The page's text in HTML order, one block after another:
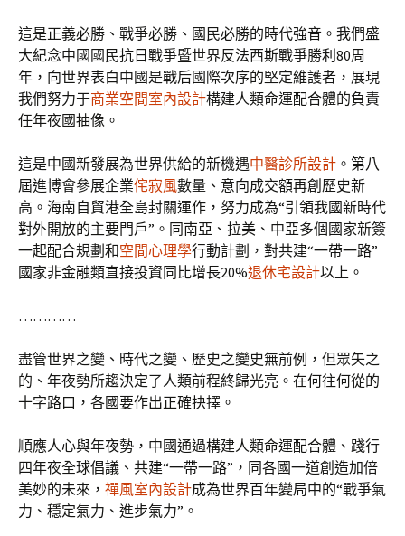
這是正義必勝、戰爭必勝、國民必勝的時代強音。我們盛
大紀念中國國民抗日戰爭暨世界反法西斯戰爭勝利80周
年，向世界表白中國是戰后國際次序的堅定維護者，展現
我們努力于商業空間室內設計構建人類命運配合體的負責
任年夜國抽像。
這是中國新發展為世界供給的新機遇中醫診所設計 。第八
屆進博會參展企業侘寂風數量、意向成交額再創歷史新
高。海南自貿港全島封關運作，努力成為“引領我國新時代
對外開放的主要門戶”。同南亞、拉美、中亞多個國家新簽
一起配合規劃和空間心理學行動計劃，對共建“一帶一路”
國家非金融類直接投資同比增長20%退休宅設計以上。
…………
盡管世界之變、時代之變、歷史之變史無前例，但眾矢之
的、年夜勢所趨決定了人類前程終歸光亮。在何往何從的
十字路口，各國要作出正確抉擇。
順應人心與年夜勢，中國通過構建人類命運配合體、踐行
四年夜全球倡議、共建“一帶一路”，同各國一道創造加倍
美妙的未來， 禪風室內設計成為世界百年變局中的“戰爭氣
力、穩定氣力、進步氣力”。